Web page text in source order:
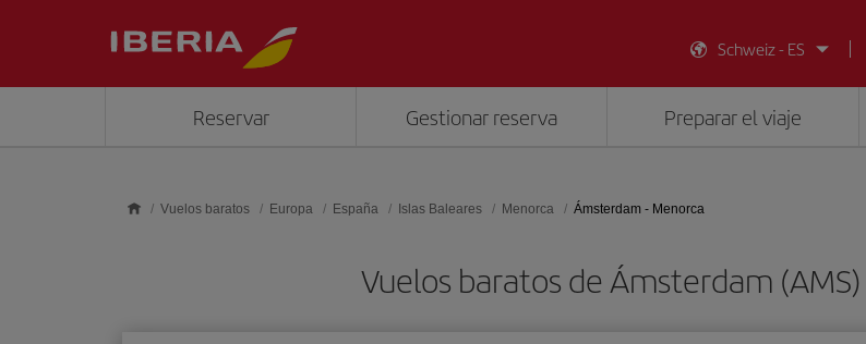
Schweiz - ES
Reservar Gestionar reserva Preparar el viaje
Vuelos baratos Europa España Islas Baleares Menorca Ámsterdam - Menorca
Vuelos baratos de Ámsterdam